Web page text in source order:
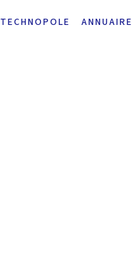
TECHNOPOLE ANNUAIRE